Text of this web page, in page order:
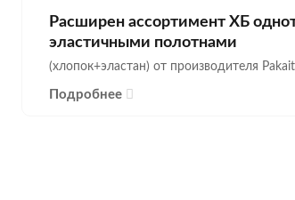
Расширен ассортимент ХБ
эластичными полотнами
(хлопок+эластан) от производителя
Подробнее